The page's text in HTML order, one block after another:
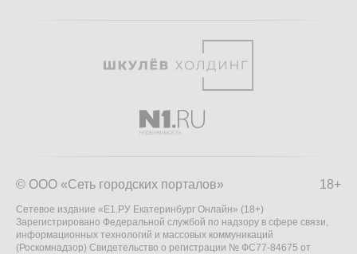
18+
© ООО «Сеть городских порталов»
Сетевое издание «Е1.РУ Екатеринбург Онлайн» (18+)
Зарегистрировано Федеральной службой по надзору в сфере связи,
информационных технологий и массовых коммуникаций
(Роскомнадзор) Свидетельство о регистрации № ФС77-84675 от